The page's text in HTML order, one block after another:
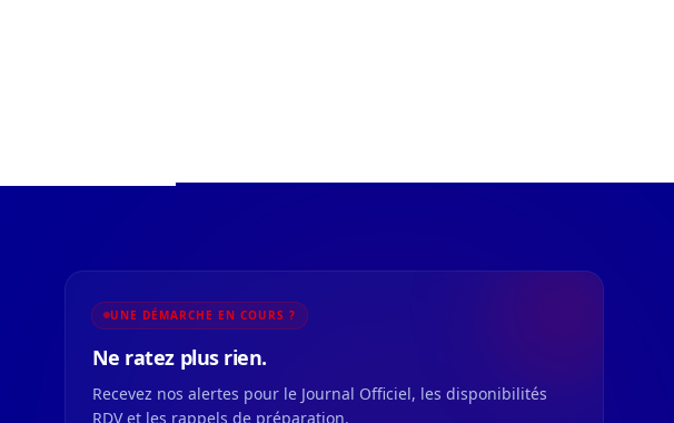
UNE DÉMARCHE EN COURS ?
Ne ratez plus rien.
Recevez nos alertes pour le Journal Officiel, les disponibilités
RDV et les rappels de préparation.